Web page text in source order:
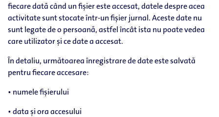
fiecare dată când un fișier este accesat, datele despre acea
activitate sunt stocate într-un fișier jurnal. Aceste date nu
sunt legate de o persoană, astfel încât ista nu poate vedea
care utilizator și ce date a accesat.
În detaliu, următoarea înregistrare de date este salvată
pentru fiecare accesare:
• numele fișierului
• data și ora accesului